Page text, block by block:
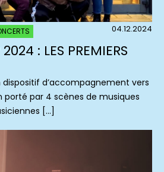
04.12.2024
: LES PREMIERS
dispositif d’accompagnement vers
porté par 4 scènes de musiques
[…]